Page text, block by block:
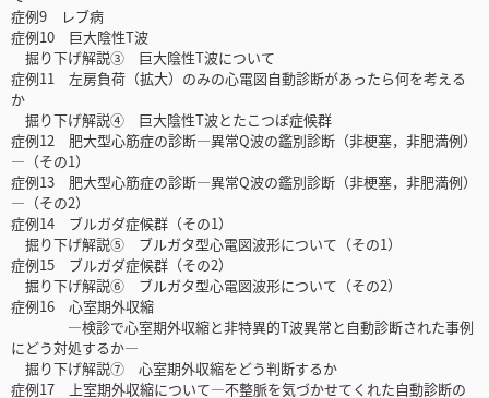
症例9 レブ病
症例10 巨大陰性T波
掘り下げ解説③ 巨大陰性T波について
症例11 左房負荷（拡大）のみの心電図自動診断があったら何を考える
か
掘り下げ解説④ 巨大陰性T波とたこつぼ症候群
症例12 肥大型心筋症の診断―異常Q波の鑑別診断（非梗塞，非肥満例）
―（その1）
症例13 肥大型心筋症の診断―異常Q波の鑑別診断（非梗塞，非肥満例）
―（その2）
症例14 ブルガダ症候群（その1）
掘り下げ解説⑤ ブルガタ型心電図波形について（その1）
症例15 ブルガダ症候群（その2）
掘り下げ解説⑥ ブルガタ型心電図波形について（その2）
症例16 心室期外収縮
―検診で心室期外収縮と非特異的T波異常と自動診断された事例
にどう対処するか―
掘り下げ解説⑦ 心室期外収縮をどう判断するか
症例17 上室期外収縮について―不整脈を気づかせてくれた自動診断の